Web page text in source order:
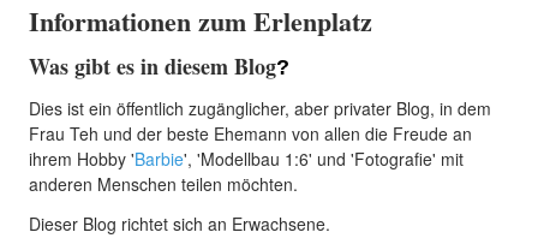
Blog
Kategorie
Dramatis personae
Info
Benutzer
Informationen zum Erlenplatz
Was gibt es in diesem Blog?
Dies ist ein öffentlich zugänglicher, aber privater Blog, in dem
Frau Teh und der beste Ehemann von allen die Freude an
ihrem Hobby 'Barbie', 'Modellbau 1:6' und 'Fotografie' mit
anderen Menschen teilen möchten.
Dieser Blog richtet sich an Erwachsene.